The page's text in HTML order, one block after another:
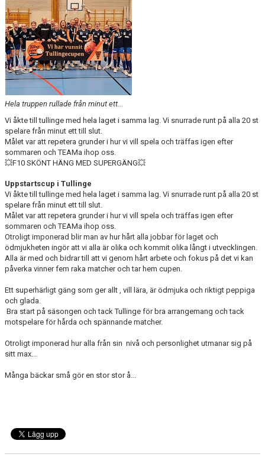
Hela truppen rullade från minut ett...
Vi åkte till tullinge med hela laget i samma lag. Vi snurrade runt på alla 20 st
spelare från minut ett till slut.
Målet var att repetera grunder i hur vi vill spela och träffas igen efter
sommaren och TEAMa ihop oss.
💥F10 SKÖNT HÄNG MED SUPERGÄNG💥
Uppstartscup i Tullinge
Vi åkte till tullinge med hela laget i samma lag. Vi snurrade runt på alla 20 st
spelare från minut ett till slut.
Målet var att repetera grunder i hur vi vill spela och träffas igen efter
sommaren och TEAMa ihop oss.
Otroligt imponerad blir man av hur hårt alla jobbar för laget och
ödmjukheten ingör att vi alla är olika och kommit olika långt i utvecklingen.
Alla är med och bidrar till att vi genom hårt arbete och fokus på det vi kan
påverka vinner fem raka matcher och tar hem cupen.
Ett superhärligt gäng som ger allt , vill lära, är ödmjuka och riktigt peppiga
och glada.
Bra start på säsongen och tack Tullinge för bra arrangemang och tack
motspelare för hårda och spännande matcher.
Otroligt imponerad hur alla från sin nivå och personlighet utmanar sig på
sitt max...
Många bäckar små gör en stor stor å...